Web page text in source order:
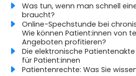
Was tun, wenn man schnell
braucht?
Online-Spechstunde bei
Wie können Patient:innen von
Angeboten profitieren?
Die elektronische
für Patient:innen
Patientenrechte: Was Sie